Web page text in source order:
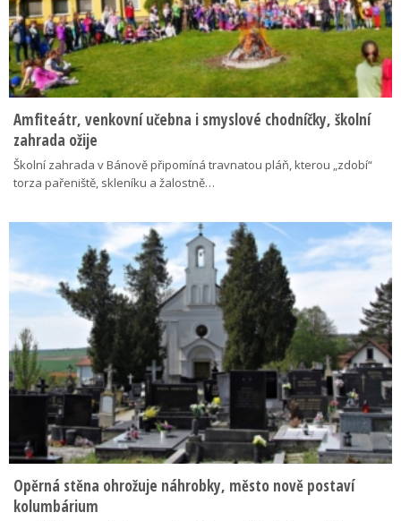
Amfiteátr, venkovní učebna i smyslové chodníčky, školní
zahrada ožije
Školní zahrada v Bánově připomíná travnatou pláň, kterou „zdobí“
torza pařeniště, skleníku a žalostně…
Opěrná stěna ohrožuje náhrobky, město nově postaví
kolumbárium